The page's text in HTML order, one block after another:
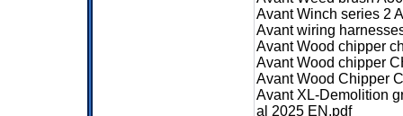
Avant Winch series 2
Avant wiring
Avant Wood chipper
Avant Wood chipper
Avant Wood Chipper
Avant XL-Demolition
al 2025 EN.pdf